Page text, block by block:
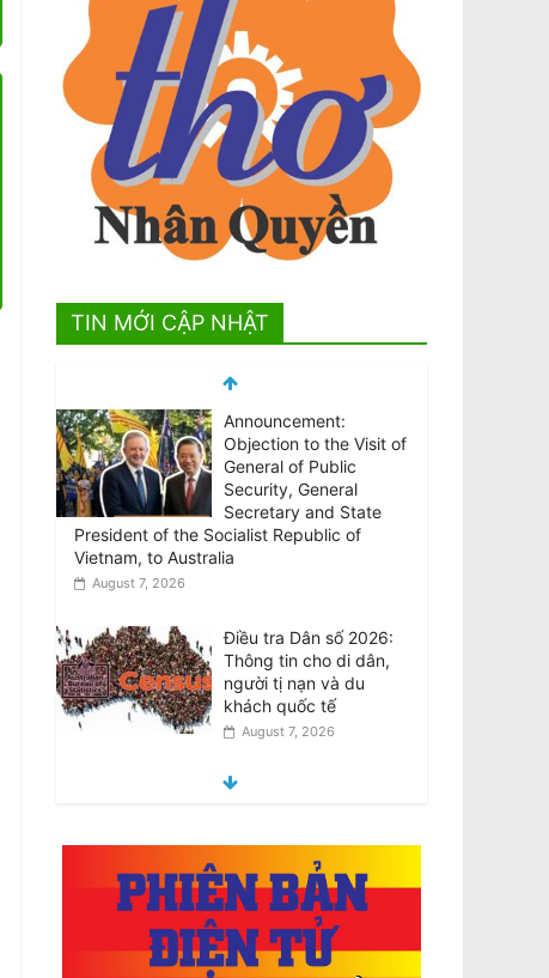
TIN MỚI CẬP NHẬT
Announcement:
Objection to the Visit of
General of Public
Security, General
Secretary and State
President of the Socialist Republic of
Vietnam, to Australia
August 7, 2026
Điều tra Dân số 2026:
Thông tin cho di dân,
người tị nạn và du
khách quốc tế
August 7, 2026
Census 2026:
international visitors
August 7, 2026
Nhiều VĐV ‘bốc hơi’ sau
khi tham dự Đại hội Thể